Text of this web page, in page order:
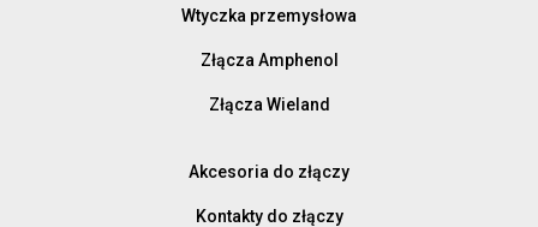
Wtyczka przemysłowa
Złącza Amphenol
Złącza Wieland
Akcesoria do złączy
Kontakty do złączy